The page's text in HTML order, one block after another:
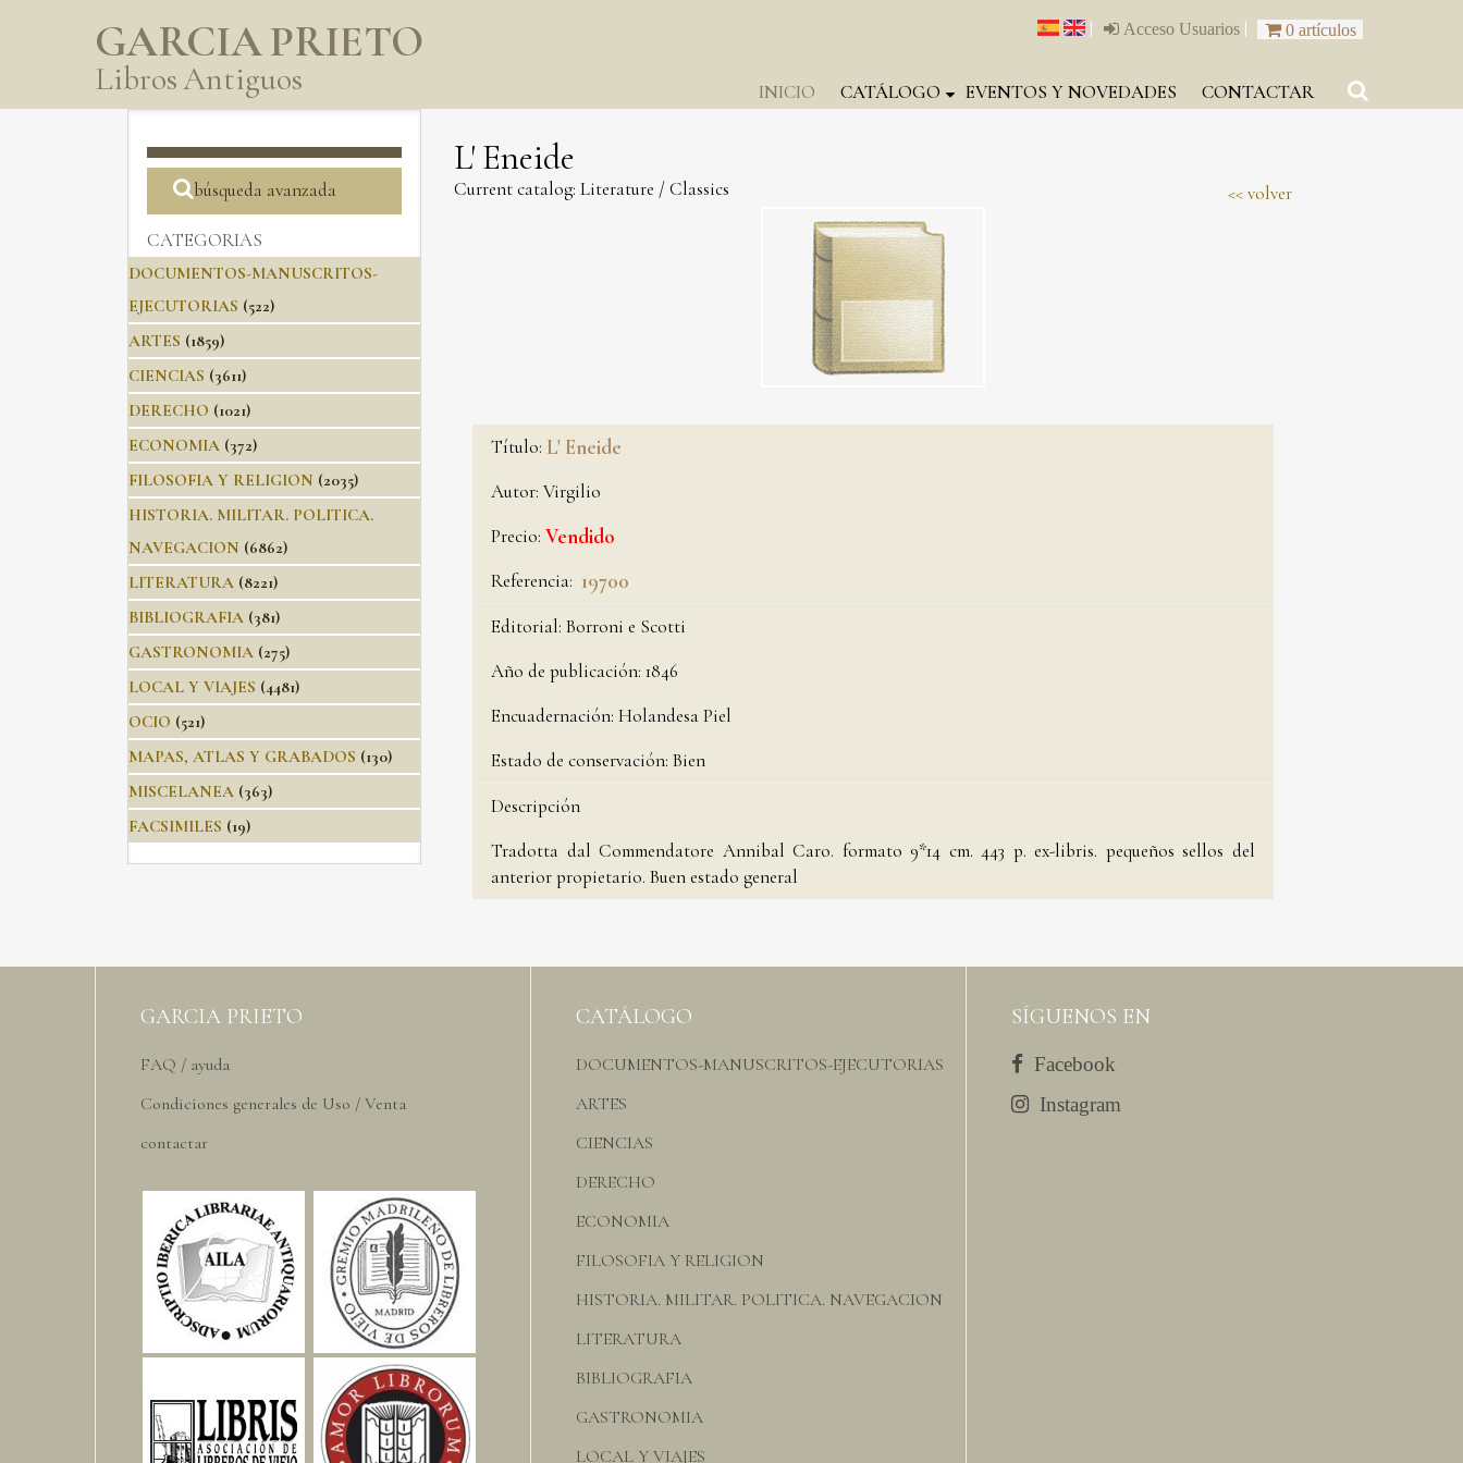
GARCIA PRIETO
Libros Antiguos
0 artículos
Acceso Usuarios |
|
INICIO CATÁLOGO EVENTOS Y NOVEDADES CONTACTAR
búsqueda avanzada
CATEGORIAS
DOCUMENTOS-MANUSCRITOS-
EJECUTORIAS (522)
ARTES (1859)
CIENCIAS (3611)
DERECHO (1021)
ECONOMIA (372)
FILOSOFIA Y RELIGION (2035)
HISTORIA. MILITAR. POLITICA.
NAVEGACION (6862)
LITERATURA (8221)
BIBLIOGRAFIA (381)
GASTRONOMIA (275)
LOCAL Y VIAJES (4481)
OCIO (521)
MAPAS, ATLAS Y GRABADOS (130)
MISCELANEA (363)
FACSIMILES (19)
L' Eneide
Current catalog: Literature /Classics volver
Título: L' Eneide
Autor: Virgilio
Precio: Vendido
Referencia: 19700
Editorial: Borroni e Scotti
Año de publicación: 1846
Encuadernación: Holandesa Piel
Estado de conservación: Bien
Descripción
Tradotta dal Commendatore Annibal Caro. formato 9*14 cm. 443 p. ex-libris. pequeños sellos del
anterior propietario. Buen estado general
GARCIA PRIETO
FAQ / ayuda
Condiciones generales de Uso / Venta
contactar
CATÁLOGO
DOCUMENTOS-MANUSCRITOS-EJECUTORIAS
ARTES
CIENCIAS
DERECHO
ECONOMIA
FILOSOFIA Y RELIGION
HISTORIA. MILITAR. POLITICA. NAVEGACION
LITERATURA
BIBLIOGRAFIA
GASTRONOMIA
LOCAL Y VIAJES
SÍGUENOS EN
Facebook
Instagram